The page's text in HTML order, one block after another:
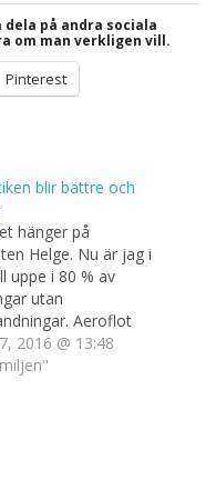
på andra sociala
om man verkligen vill.
Pinterest
blir bättre och
hänger på
Helge. Nu är jag i
uppe i 80 % av
utan
Aeroflot
klart fått en
även Air New
2016 @ 13:48